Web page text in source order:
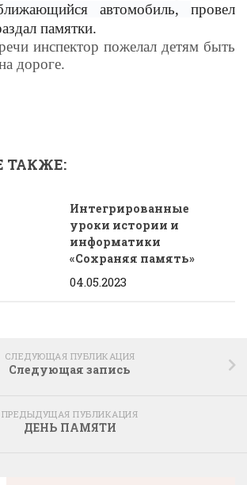
автомобиль, провел
памятки.
инспектор пожелал детям быть
дороге.
ТАКЖЕ:
Интегрированные
уроки истории и
информатики
«Сохраняя память»
04.05.2023
СЛЕДУЮЩАЯ ПУБЛИКАЦИЯ
Следующая запись
ПРЕДЫДУЩАЯ ПУБЛИКАЦИЯ
ДЕНЬ ПАМЯТИ